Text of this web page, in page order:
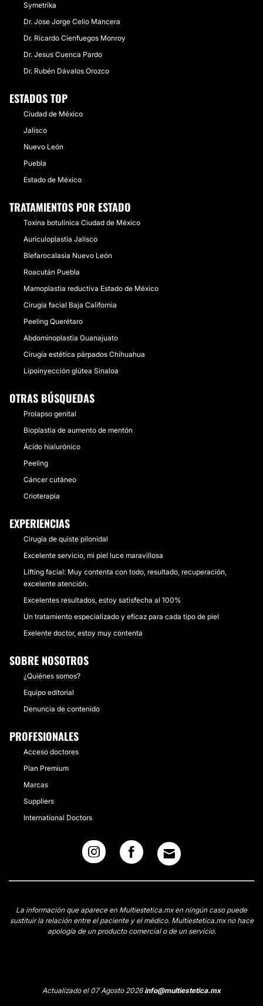
Symetrika
Dr. Jose Jorge Celio Mancera
Dr. Ricardo Cienfuegos Monroy
Dr. Jesus Cuenca Pardo
Dr. Rubén Dávalos Orozco
ESTADOS TOP
Ciudad de México
Jalisco
Nuevo León
Puebla
Estado de México
TRATAMIENTOS POR ESTADO
Toxina botulínica Ciudad de México
Auriculoplastia Jalisco
Blefarocalasia Nuevo León
Roacután Puebla
Mamoplastia reductiva Estado de México
Cirugía facial Baja California
Peeling Querétaro
Abdominoplastia Guanajuato
Cirugía estética párpados Chihuahua
Lipoinyección glútea Sinaloa
OTRAS BÚSQUEDAS
Prolapso genital
Bioplastia de aumento de mentón
Ácido hialurónico
Peeling
Cáncer cutáneo
Crioterapia
EXPERIENCIAS
Cirugía de quiste pilonidal
Excelente servicio, mi piel luce maravillosa
Lifting facial: Muy contenta con todo, resultado, recuperación,
excelente atención.
Excelentes resultados, estoy satisfecha al 100%
Un tratamiento especializado y eficaz para cada tipo de piel
Exelente doctor, estoy muy contenta
SOBRE NOSOTROS
¿Quiénes somos?
Equipo editorial
Denuncia de contenido
PROFESIONALES
Acceso doctores
Plan Premium
Marcas
Suppliers
International Doctors
La información que aparece en Multiestetica.mx en ningún caso puede
sustituir la relación entre el paciente y el médico. Multiestetica.mx no hace
apología de un producto comercial o de un servicio.
Actualizado el 07 Agosto 2026info@multiestetica.mx